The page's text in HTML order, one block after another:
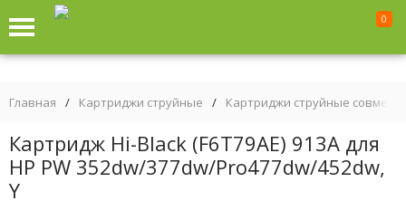
0
Главная / Картриджи струйные / Картриджи струйные
Картридж Hi-Black (F6T79AE) 913A для
HP PW 352dw/377dw/Pro477dw/452dw,
Y